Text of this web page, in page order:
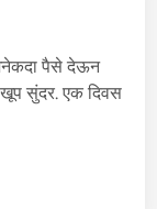
अनेकदा पैसे देऊन
खूप सुंदर. एक दिवस